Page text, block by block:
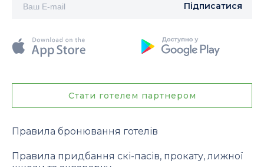
Правила бронювання готелів
Правила придбання скі-пасів, прокату, лижної
Підписатися
Стати готелем партнером